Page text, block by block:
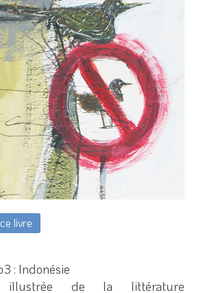
livre
: Indonésie
illustrée de la littérature